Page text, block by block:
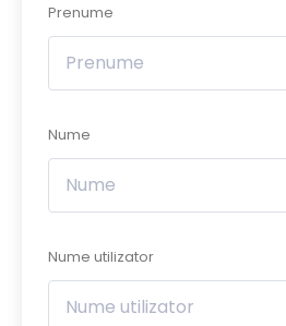
Prenume
Nume
Nume utilizator